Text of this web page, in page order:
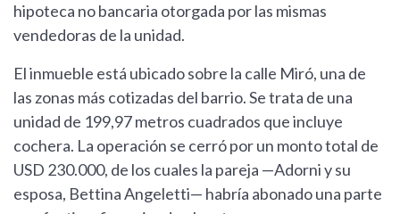
hipoteca no bancaria otorgada por las mismas
vendedoras de la unidad.
El inmueble está ubicado sobre la calle Miró, una de
las zonas más cotizadas del barrio. Se trata de una
unidad de 199,97 metros cuadrados que incluye
cochera. La operación se cerró por un monto total de
USD 230.000, de los cuales la pareja —Adorni y su
esposa, Bettina Angeletti— habría abonado una parte